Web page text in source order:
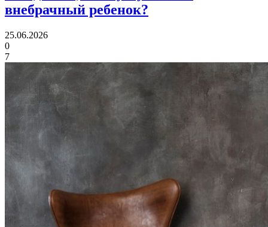
внебрачный ребенок?
25.06.2026
0
7